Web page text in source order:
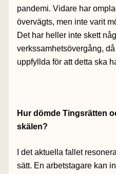
pandemi. Vidare har
övervägts, men inte varit
Det har heller inte skett
verkssamhetsövergång,
uppfyllda för att detta ska
Hur dömde Tingsrätten
skälen?
I det aktuella fallet
sätt. En arbetstagare kan